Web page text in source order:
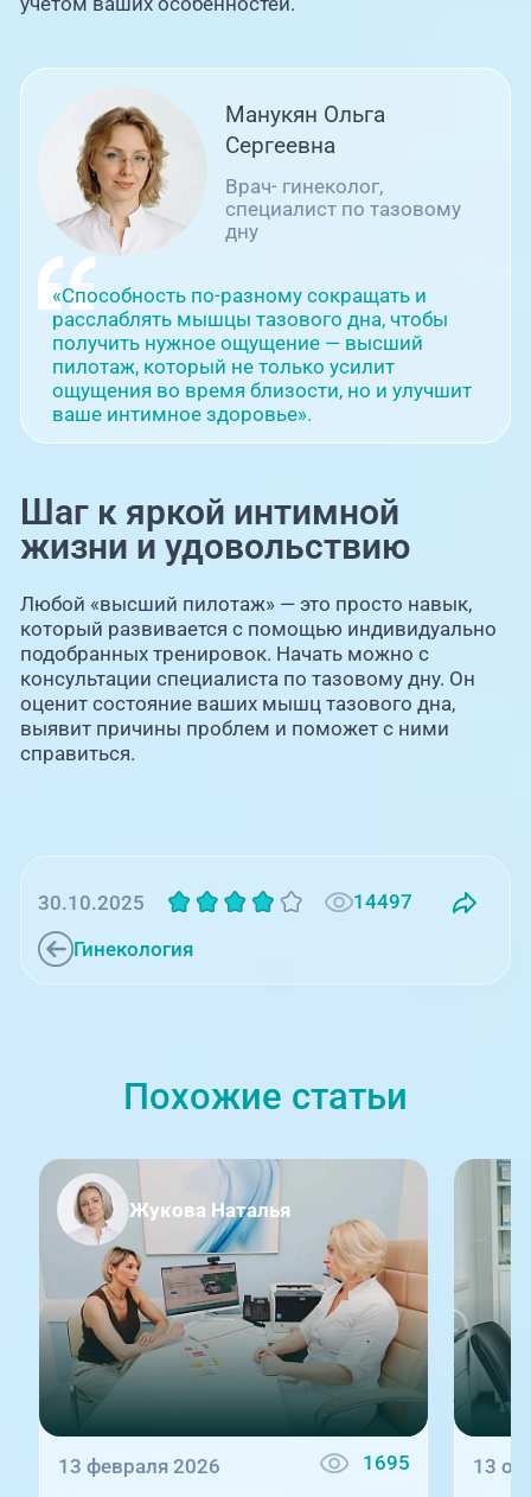
«Способность по-разному сокращать и
расслаблять мышцы тазового дна, чтобы
получить нужное ощущение — высший
пилотаж, который не только усилит
ощущения во время близости, но и улучшит
ваше интимное здоровье».
Манукян Ольга
Сергеевна
Врач- гинеколог,
специалист по тазовому
дну
Шаг к яркой интимной
жизни и удовольствию
Любой «высший пилотаж» — это просто навык,
который развивается с помощью индивидуально
подобранных тренировок. Начать можно с
консультации специалиста по тазовому дну. Он
оценит состояние ваших мышц тазового дна,
выявит причины проблем и поможет с ними
справиться.
Гинекология
30.10.2025 14497
Похожие статьи
Жукова Наталья
13 февраля 2026 1695
13